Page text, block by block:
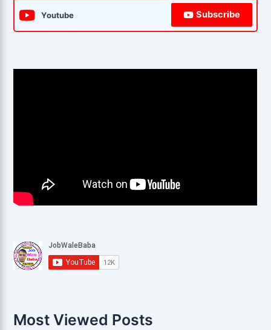
Youtube Subscribe
Most Viewed Posts